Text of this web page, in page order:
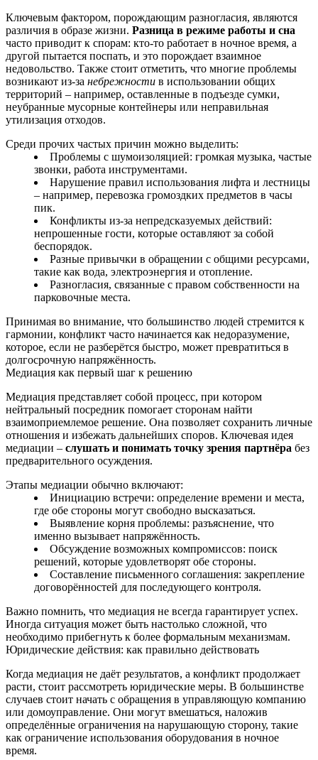
Ключевым фактором, порождающим разногласия, являются
различия в образе жизни. Разница в режиме работы и сна
часто приводит к спорам: кто-то работает в ночное время, а
другой пытается поспать, и это порождает взаимное
недовольство. Также стоит отметить, что многие проблемы
возникают из-за небрежности в использовании общих
территорий – например, оставленные в подъезде сумки,
неубранные мусорные контейнеры или неправильная
утилизация отходов.
Среди прочих частых причин можно выделить:
Проблемы с шумоизоляцией: громкая музыка, частые
звонки, работа инструментами.
Нарушение правил использования лифта и лестницы
– например, перевозка громоздких предметов в часы
пик.
Конфликты из-за непредсказуемых действий:
непрошенные гости, которые оставляют за собой
беспорядок.
Разные привычки в обращении с общими ресурсами,
такие как вода, электроэнергия и отопление.
Разногласия, связанные с правом собственности на
парковочные места.
Принимая во внимание, что большинство людей стремится к
гармонии, конфликт часто начинается как недоразумение,
которое, если не разберётся быстро, может превратиться в
долгосрочную напряжённость.
Медиация как первый шаг к решению
Медиация представляет собой процесс, при котором
нейтральный посредник помогает сторонам найти
взаимоприемлемое решение. Она позволяет сохранить личные
отношения и избежать дальнейших споров. Ключевая идея
медиации – слушать и понимать точку зрения партнёра без
предварительного осуждения.
Этапы медиации обычно включают:
Инициацию встречи: определение времени и места,
где обе стороны могут свободно высказаться.
Выявление корня проблемы: разъяснение, что
именно вызывает напряжённость.
Обсуждение возможных компромиссов: поиск
решений, которые удовлетворят обе стороны.
Составление письменного соглашения: закрепление
договорённостей для последующего контроля.
Важно помнить, что медиация не всегда гарантирует успех.
Иногда ситуация может быть настолько сложной, что
необходимо прибегнуть к более формальным механизмам.
Юридические действия: как правильно действовать
Когда медиация не даёт результатов, а конфликт продолжает
расти, стоит рассмотреть юридические меры. В большинстве
случаев стоит начать с обращения в управляющую компанию
или домоуправление. Они могут вмешаться, наложив
определённые ограничения на нарушающую сторону, такие
как ограничение использования оборудования в ночное
время.